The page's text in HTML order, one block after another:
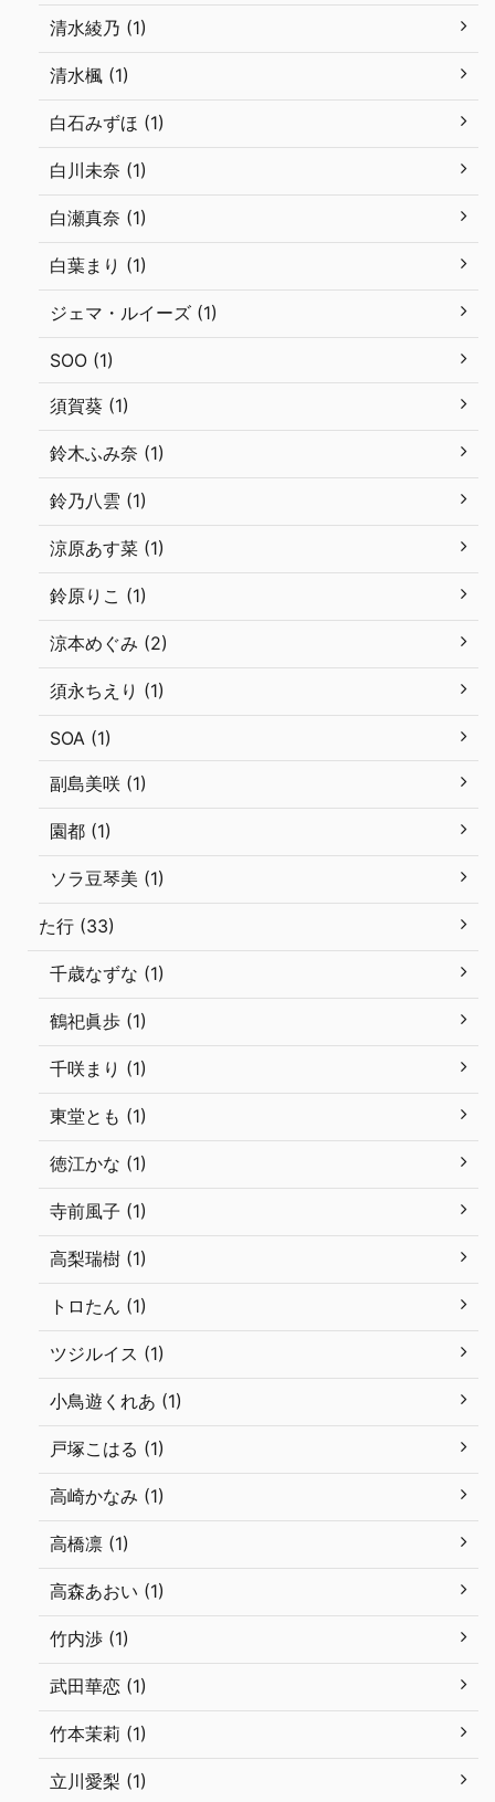
清水綾乃 (1)
清水楓 (1)
白石みずほ (1)
白川未奈 (1)
白瀬真奈 (1)
白葉まり (1)
ジェマ・ルイーズ (1)
SOO (1)
須賀葵 (1)
鈴木ふみ奈 (1)
鈴乃八雲 (1)
涼原あす菜 (1)
鈴原りこ (1)
涼本めぐみ (2)
須永ちえり (1)
SOA (1)
副島美咲 (1)
園都 (1)
ソラ豆琴美 (1)
た行 (33)
千歳なずな (1)
鶴祀眞歩 (1)
千咲まり (1)
東堂とも (1)
徳江かな (1)
寺前風子 (1)
高梨瑞樹 (1)
トロたん (1)
ツジルイス (1)
小鳥遊くれあ (1)
戸塚こはる (1)
高崎かなみ (1)
高橋凛 (1)
高森あおい (1)
竹内渉 (1)
武田華恋 (1)
竹本茉莉 (1)
立川愛梨 (1)